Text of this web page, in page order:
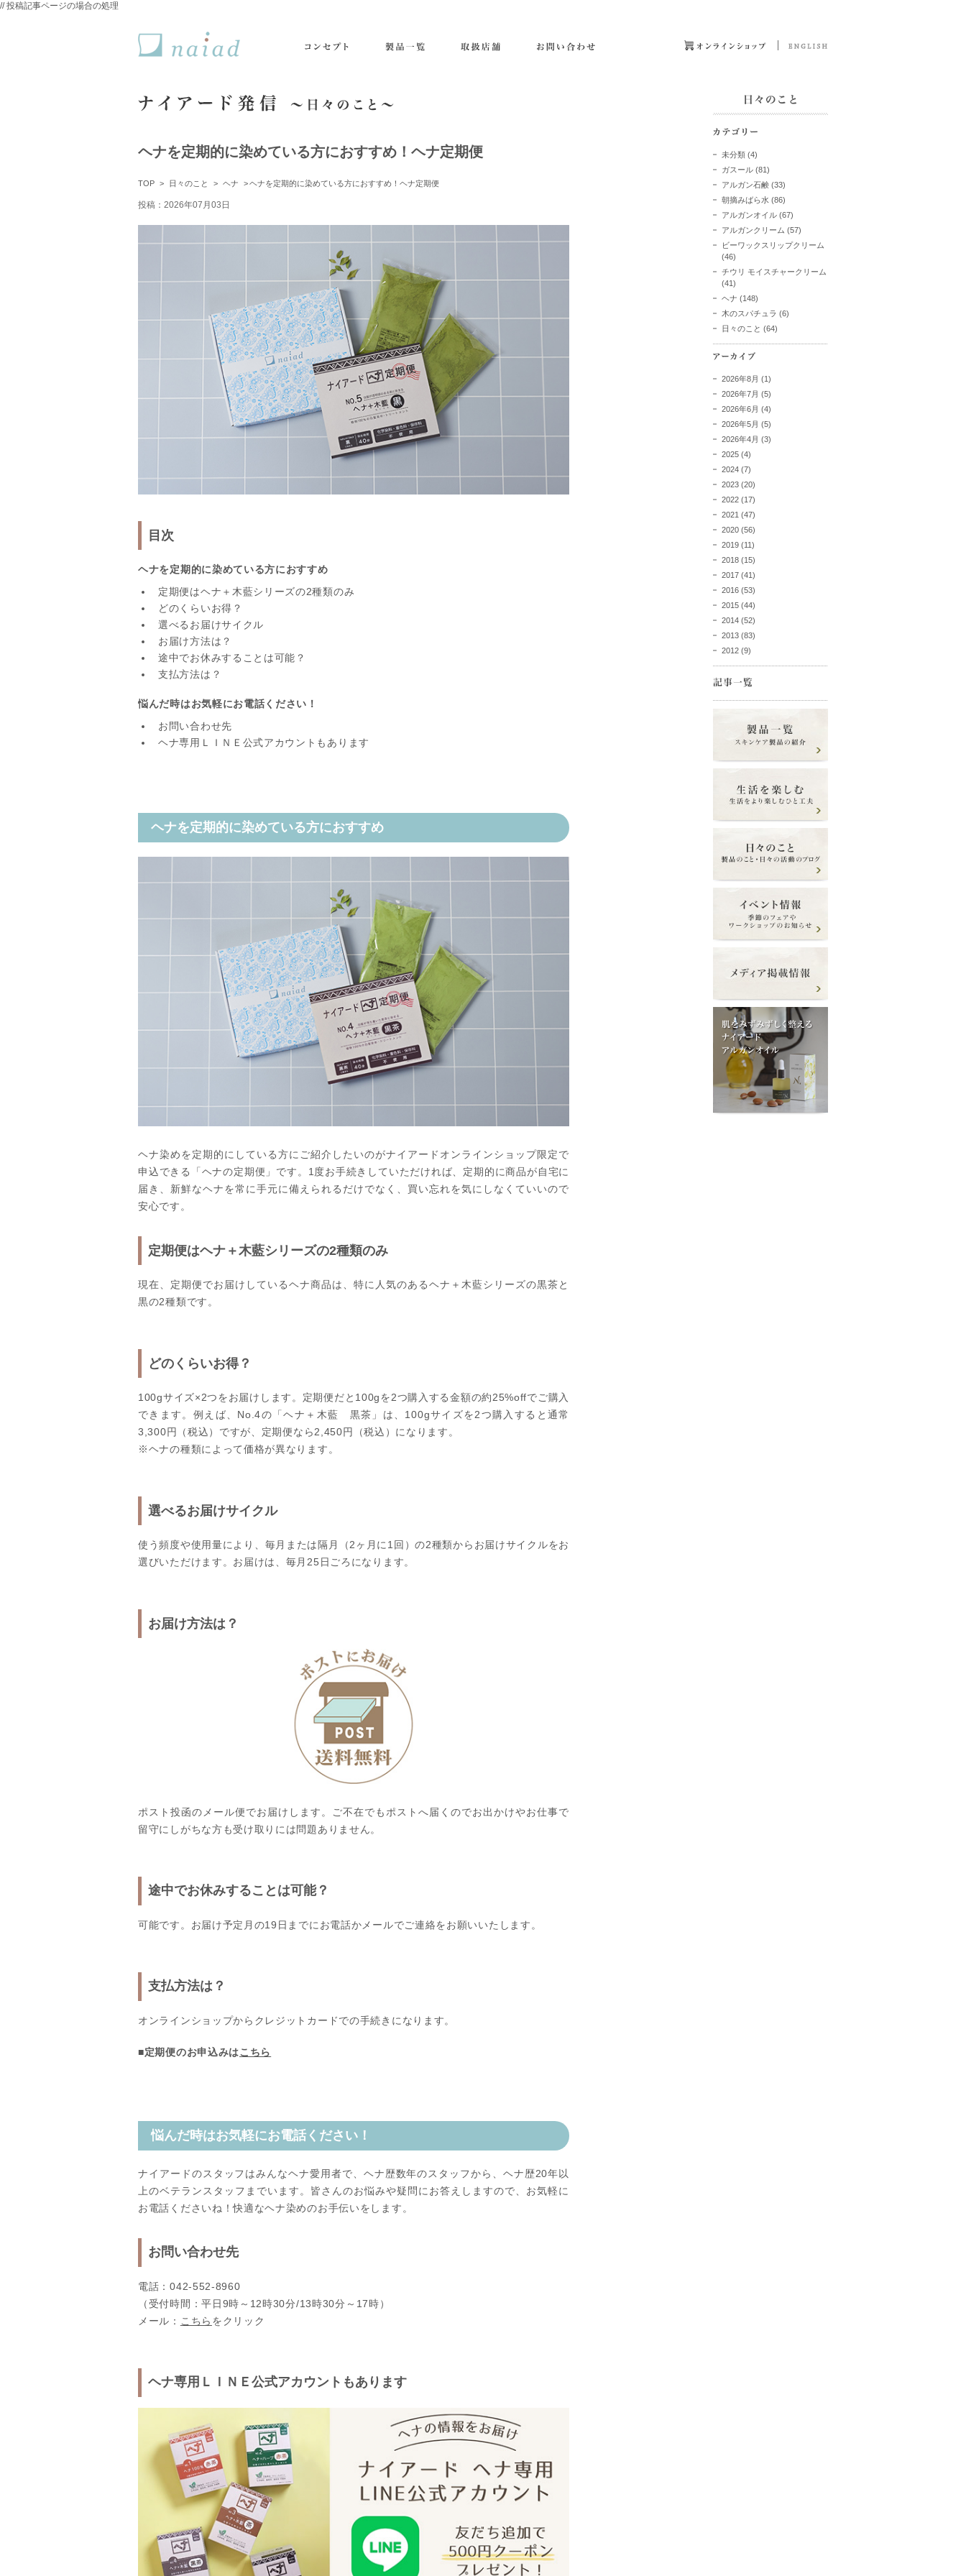
// 投稿記事ページの場合の処理
ヘナを定期的に染めている方におすすめ！ヘナ定期便
TOP 日々のこと ヘナ ヘナを定期的に染めている方におすすめ！ヘナ定期便
投稿：2026年07月03日
目次
ヘナを定期的に染めている方におすすめ
定期便はヘナ＋木藍シリーズの2種類のみ
どのくらいお得？
選べるお届けサイクル
お届け方法は？
途中でお休みすることは可能？
支払方法は？
悩んだ時はお気軽にお電話ください！
お問い合わせ先
ヘナ専用ＬＩＮＥ公式アカウントもあります
ヘナを定期的に染めている方におすすめ
ヘナ染めを定期的にしている方にご紹介したいのがナイアードオンラインショップ限定で
申込できる「ヘナの定期便」です。1度お手続きしていただければ、定期的に商品が自宅に
届き、新鮮なヘナを常に手元に備えられるだけでなく、買い忘れを気にしなくていいので
安心です。
定期便はヘナ＋木藍シリーズの2種類のみ
現在、定期便でお届けしているヘナ商品は、特に人気のあるヘナ＋木藍シリーズの黒茶と
黒の2種類です。
どのくらいお得？
100gサイズ×2つをお届けします。定期便だと100gを2つ購入する金額の約25%offでご購入
できます。例えば、No.4の「ヘナ＋木藍 黒茶」は、100gサイズを2つ購入すると通常
3,300円（税込）ですが、定期便なら2,450円（税込）になります。
※ヘナの種類によって価格が異なります。
選べるお届けサイクル
使う頻度や使用量により、毎月または隔月（2ヶ月に1回）の2種類からお届けサイクルをお
選びいただけます。お届けは、毎月25日ごろになります。
お届け方法は？
ポスト投函のメール便でお届けします。ご不在でもポストへ届くのでお出かけやお仕事で
留守にしがちな方も受け取りには問題ありません。
途中でお休みすることは可能？
可能です。お届け予定月の19日までにお電話かメールでご連絡をお願いいたします。
支払方法は？
オンラインショップからクレジットカードでの手続きになります。
■定期便のお申込みはこちら
悩んだ時はお気軽にお電話ください！
ナイアードのスタッフはみんなヘナ愛用者で、ヘナ歴数年のスタッフから、ヘナ歴20年以
上のベテランスタッフまでいます。皆さんのお悩みや疑問にお答えしますので、お気軽に
お電話くださいね！快適なヘナ染めのお手伝いをします。
お問い合わせ先
電話：042-552-8960
（受付時間：平日9時～12時30分/13時30分～17時）
メール： こちら をクリック
ヘナ専用ＬＩＮＥ公式アカウントもあります
未分類 (4)
ガスール (81)
アルガン石鹸 (33)
朝摘みばら水 (86)
アルガンオイル (67)
アルガンクリーム (57)
ビーワックスリップクリーム
(46)
チウリ モイスチャークリーム
(41)
ヘナ (148)
木のスパチュラ (6)
日々のこと (64)
2026年8月 (1)
2026年7月 (5)
2026年6月 (4)
2026年5月 (5)
2026年4月 (3)
2025 (4)
2024 (7)
2023 (20)
2022 (17)
2021 (47)
2020 (56)
2019 (11)
2018 (15)
2017 (41)
2016 (53)
2015 (44)
2014 (52)
2013 (83)
2012 (9)